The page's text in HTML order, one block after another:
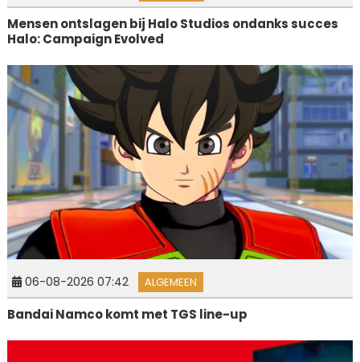
Mensen ontslagen bij Halo Studios ondanks succes
Halo: Campaign Evolved
06-08-2026 07:42 ALGEMEEN
Bandai Namco komt met TGS line-up